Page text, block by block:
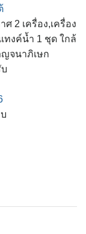
2 เครื่อง,เครื่อง
ทงค์น้ำ 1 ชุด ใกล้
ญจนาภิเษก